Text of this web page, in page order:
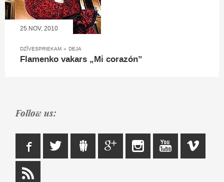
25.NOV, 2010
DZĪVESPRIEKAM » DEJA
Flamenko vakars „Mi corazón”
Follow us: